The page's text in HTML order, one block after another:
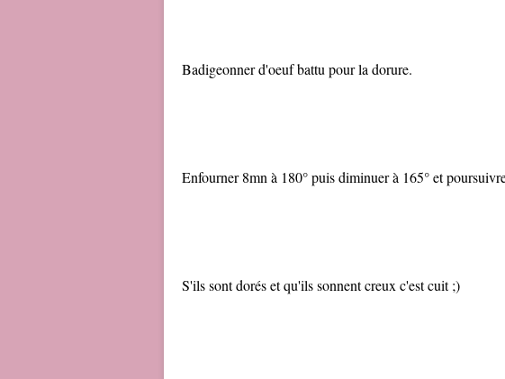
Badigeonner d'oeuf battu pour la dorure.
Enfourner 8mn à 180° puis diminuer à 165° et
S'ils sont dorés et qu'ils sonnent creux c'est cuit ;)